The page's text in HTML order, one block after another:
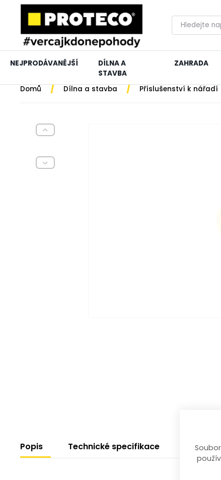
NEJPRODÁVANĚJŠÍ
DÍLNA A
STAVBA
ZAHRADA
Domů / Dílna a stavba / Příslušenství k nářadí
Popis Technické specifikace